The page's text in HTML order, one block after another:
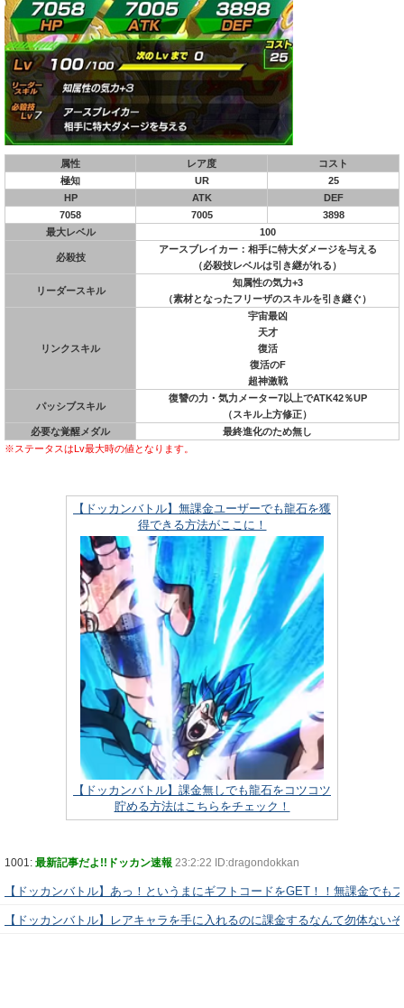
属性 レア度
コスト
極知
UR
25
HP
ATK
DEF
7058
7005
3898
最大レベル
100
必殺技
アースブレイカー：相手に特大ダメージを与える
（必殺技レベルは引き継がれる）
リーダースキル
知属性の気力+3
（素材となったフリーザのスキルを引き継ぐ）
リンクスキル
宇宙最凶
天才
復活
復活のF
超神激戦
パッシブスキル
復讐の力・気力メーター7以上でATK42％UP
（スキル上方修正）
必要な覚醒メダル
最終進化のため無し
※ステータスはLv最大時の値となります。
【ドッカンバトル】無課金ユーザーでも龍石を獲
得できる方法がここに！
【ドッカンバトル】課金無しでも龍石をコツコツ
貯める方法はこちらをチェック！
1001: 最新記事だよ!!ドッカン速報 23:2:22 ID:dragondokkan
【ドッカンバトル】あっ！というまにギフトコードをGET！！無課金でも
【ドッカンバトル】レアキャラを手に入れるのに課金するなんて勿体ない